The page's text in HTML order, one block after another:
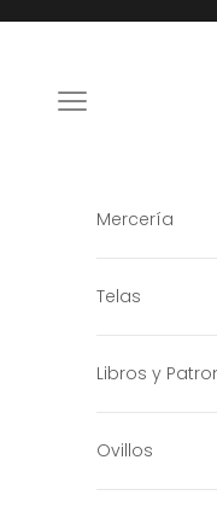
Menú
Mercería
Telas
Libros y
Ovillos